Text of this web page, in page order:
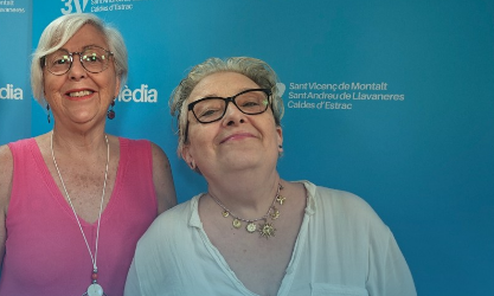
Reproducir video